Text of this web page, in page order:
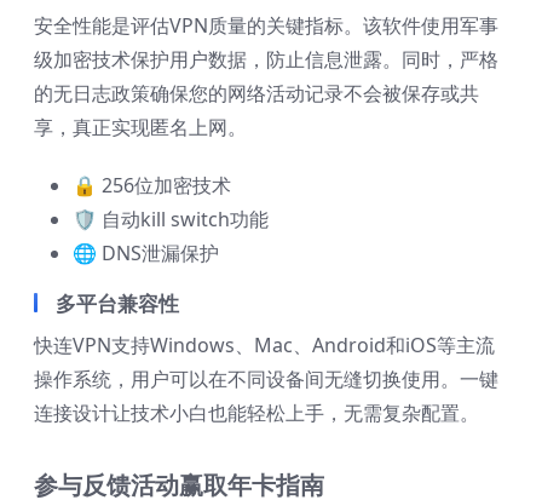
安全性能是评估VPN质量的关键指标。该软件使用军事
级加密技术保护用户数据，防止信息泄露。同时，严格
的无日志政策确保您的网络活动记录不会被保存或共
享，真正实现匿名上网。
🔒 256位加密技术
🛡️ 自动kill switch功能
🌐 DNS泄漏保护
多平台兼容性
快连VPN支持Windows、Mac、Android和iOS等主流
操作系统，用户可以在不同设备间无缝切换使用。一键
连接设计让技术小白也能轻松上手，无需复杂配置。
参与反馈活动赢取年卡指南